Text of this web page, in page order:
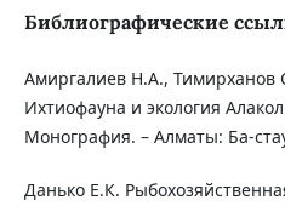
Библиографические
Амиргалиев Н.А., Тимирханов
Ихтиофауна и экология
Монография. – Алматы: Ба-
Данько Е.К.